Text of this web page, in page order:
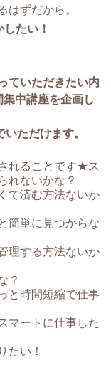
はずだから。
たい！
ていただきたい内
中講座を企画し
ただけます。
れることです★ス
れないかな？
て済む方法ないか
簡単に見つからな
理する方法ないか
？
と時間短縮で仕事
マートに仕事した
たい！